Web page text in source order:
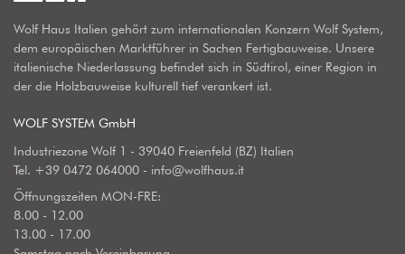
Wolf Haus Italien gehört zum internationalen Konzern Wolf System,
dem europäischen Marktführer in Sachen Fertigbauweise. Unsere
italienische Niederlassung befindet sich in Südtirol, einer Region in
der die Holzbauweise kulturell tief verankert ist.
WOLF SYSTEM GmbH
Industriezone Wolf 1 - 39040 Freienfeld (BZ) Italien
Tel. +39 0472 064000 - info@wolfhaus.it
Öffnungszeiten MON-FRE:
8.00 - 12.00
13.00 - 17.00